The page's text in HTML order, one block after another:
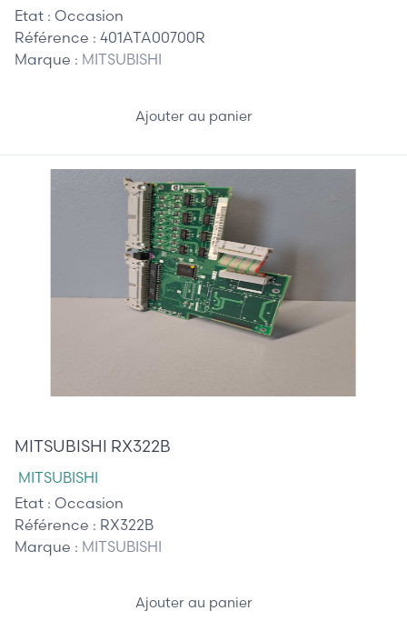
Etat : Occasion
Référence : 401ATA00700R
Marque : MITSUBISHI
Ajouter au panier
MITSUBISHI RX322B
MITSUBISHI
Etat : Occasion
Référence : RX322B
Marque : MITSUBISHI
Ajouter au panier